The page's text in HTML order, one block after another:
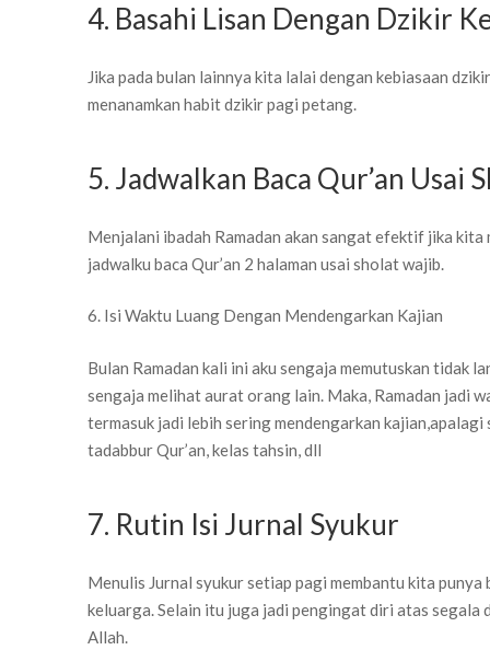
4. Basahi Lisan Dengan Dzikir
Jika pada bulan lainnya kita lalai dengan kebiasaan
menanamkan habit dzikir pagi petang.
5. Jadwalkan Baca Qur’an Usai
Menjalani ibadah Ramadan akan sangat efektif jika
jadwalku baca Qur’an 2 halaman usai sholat wajib.
6. Isi Waktu Luang Dengan Mendengarkan Kajian
Bulan Ramadan kali ini aku sengaja memutuskan
sengaja melihat aurat orang lain. Maka, Ramadan jadi
termasuk jadi lebih sering mendengarkan
tadabbur Qur’an, kelas tahsin, dll
7. Rutin Isi Jurnal Syukur
Menulis Jurnal syukur setiap pagi membantu kita
keluarga. Selain itu juga jadi pengingat diri atas segala
Allah.